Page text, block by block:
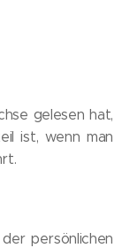
gelesen hat,
ist, wenn man
persönlichen